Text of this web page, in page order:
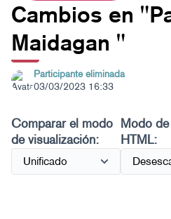
Cambios en
Maidagan "
Participante eliminada
03/03/2023 16:33
Comparar el modo
de visualización:
Modo
HTML: